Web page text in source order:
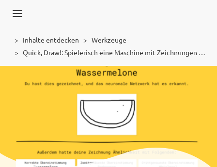
Inhalte entdecken
Werkzeuge
Quick, Draw!: Spielerisch eine Maschine mit Zeichnungen trainieren